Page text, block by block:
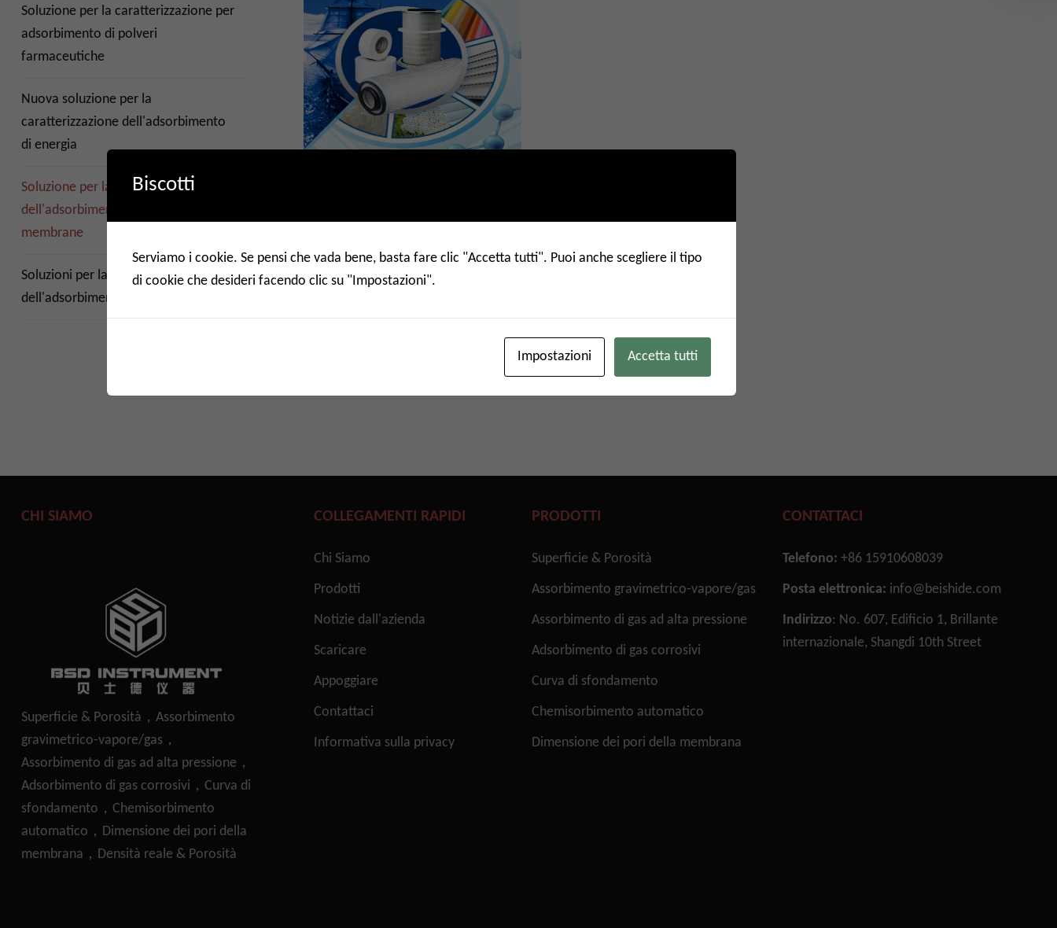
Caratterizzazione dell'adsorbimento in
Soluzione per la caratterizzazione per
adsorbimento di polveri
farmaceutiche
Nuova soluzione per la
caratterizzazione dell'adsorbimento
di energia
Soluzione per la caratterizzazione
dell'adsorbimento in serie di
membrane
Soluzioni per la caratterizzazione
dell'adsorbimento farmaceutico
CHI SIAMO
Superficie & Porosità，Assorbimento
gravimetrico-vapore/gas，
Assorbimento di gas ad alta pressione，
Adsorbimento di gas corrosivi，Curva di
sfondamento，Chemisorbimento
automatico，Dimensione dei pori della
membrana，Densità reale & Porosità
COLLEGAMENTI RAPIDI
Chi Siamo
Prodotti
Notizie dall'azienda
Scaricare
Appoggiare
Contattaci
Informativa sulla privacy
PRODOTTI
Superficie & Porosità
Assorbimento gravimetrico-vapore/gas
Assorbimento di gas ad alta pressione
Adsorbimento di gas corrosivi
Curva di sfondamento
Chemisorbimento automatico
Dimensione dei pori della membrana
CONTATTACI
Telefono: +86 15910608039
Posta elettronica: info@beishide.com
Indirizzo: No. 607, Edificio 1, Brillante
internazionale, Shangdi 10th Street
Biscotti
Serviamo i cookie. Se pensi che vada bene, basta fare clic "Accetta tutti". Puoi anche scegliere il tipo
di cookie che desideri facendo clic su "Impostazioni".
Impostazioni Accetta tutti